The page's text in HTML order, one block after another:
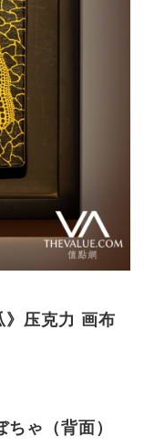
压克力 画布
ゃ（背面）